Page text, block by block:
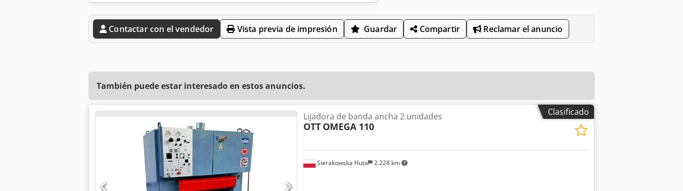
Contactar con el vendedor Vista previa de impresión Guardar Compartir Reclamar el anuncio
También puede estar interesado en estos anuncios.
Clasificado
Sierakowska Huta 2.228 km
Lijadora de banda ancha 2 unidades
OTT OMEGA 110